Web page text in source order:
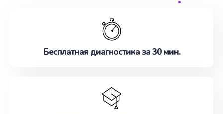
наилучшим образом. Не медлите записаться на
Бесплатная диагностика за 30 мин.